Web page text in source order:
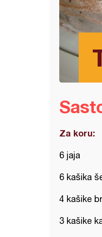
Za koru:
6 jaja
6 kašika
4 kašike
3 kašike